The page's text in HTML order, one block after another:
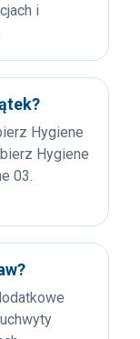
i
Hygiene
Hygiene
03.